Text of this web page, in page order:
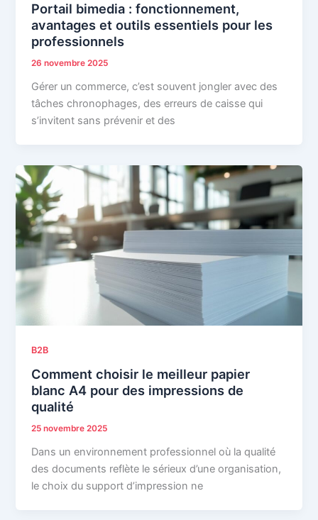
Portail bimedia : fonctionnement,
avantages et outils essentiels pour les
professionnels
26 novembre 2025
Gérer un commerce, c’est souvent jongler avec des
tâches chronophages, des erreurs de caisse qui
s’invitent sans prévenir et des
B2B
Comment choisir le meilleur papier
blanc A4 pour des impressions de
qualité
25 novembre 2025
Dans un environnement professionnel où la qualité
des documents reflète le sérieux d’une organisation,
le choix du support d’impression ne